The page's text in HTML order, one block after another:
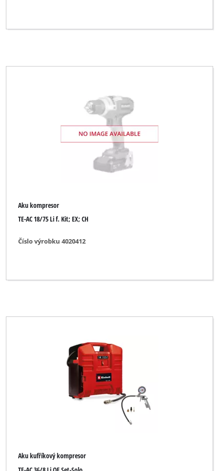
Aku kompresor
TE-AC 18/75 Li f. Kit; EX; CH
Číslo výrobku 4020412
Aku kufříkový kompresor